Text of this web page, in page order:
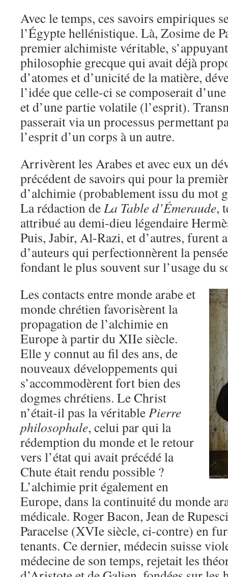
Avec le temps, ces savoirs empiriques
l’Égypte hellénistique. Là, Zosime de
premier alchimiste véritable,
philosophie grecque qui avait déjà
d’atomes et d’unicité de la matière,
l’idée que celle-ci se composerait
et d’une partie volatile (l’esprit).
passerait via un processus permettant
l’esprit d’un corps à un autre.
Arrivèrent les Arabes et avec eux un
précédent de savoirs qui pour la
d’alchimie (probablement issu du mot
La rédaction deLa Table d’Émeraude,
attribué au demi-dieu légendaire
Puis, Jabir, Al-Razi, et d’autres, furent
d’auteurs qui perfectionnèrent la
fondant le plus souvent sur l’usage du
Les contacts entre monde arabe et
monde chrétien favorisèrent la
propagation de l’alchimie en
Europe à partir du XIIe siècle.
Elle y connut au fil des ans, de
nouveaux développements qui
s’accommodèrent fort bien des
dogmes chrétiens. Le Christ
n’était-il pas la véritablePierre
philosophale, celui par qui la
rédemption du monde et le retour
vers l’état qui avait précédé la
Chute était rendu possible ?
L’alchimie prit également en
Europe, dans la continuité du monde
médicale. Roger Bacon, Jean de
Paracelse (XVIe siècle, ci-contre) en
tenants. Ce dernier, médecin suisse
médecine de son temps, rejetait les